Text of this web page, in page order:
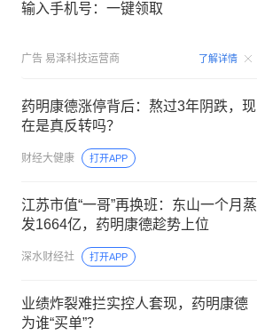
输入手机号：一键领取
广告 易泽科技运营商 了解详情
药明康德涨停背后：熬过3年阴跌，现
在是真反转吗？
财经大健康 打开APP
江苏市值“一哥”再换班：东山一个月蒸
发1664亿，药明康德趁势上位
深水财经社 打开APP
业绩炸裂难拦实控人套现，药明康德
为谁“买单”？